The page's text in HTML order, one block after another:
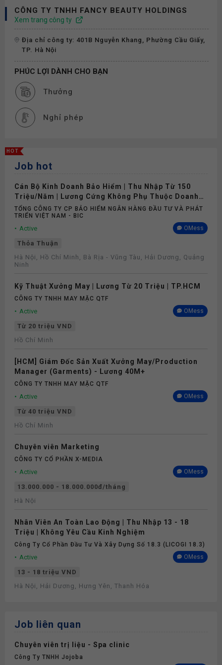
CÔNG TY TNHH FANCY BEAUTY HOLDINGS
Xem trang công ty
Địa chỉ công ty: 401B Nguyễn Khang, Phường Cầu Giấy,
TP. Hà Nội
PHÚC LỢI DÀNH CHO BẠN
Thưởng
Nghỉ phép
HOT
Job hot
Cán Bộ Kinh Doanh Bảo Hiểm | Thu Nhập Từ 150
Triệu/Năm | Lương Cứng Không Phụ Thuộc Doanh
Số
TỔNG CÔNG TY CP BẢO HIỂM NGÂN HÀNG ĐẦU TƯ VÀ PHÁT
TRIỂN VIỆT NAM - BIC
Active OMess
Thỏa Thuận
Hà Nội, Hồ Chí Minh, Bà Rịa - Vũng Tàu, Hải Dương, Quảng
Ninh
Kỹ Thuật Xưởng May | Lương Từ 20 Triệu | TP.HCM
CÔNG TY TNHH MAY MẶC QTF
Active OMess
Từ 20 triệu VND
Hồ Chí Minh
[HCM] Giám Đốc Sản Xuất Xưởng May/Production
Manager (Garments) - Lương 40M+
CÔNG TY TNHH MAY MẶC QTF
Active OMess
Từ 40 triệu VND
Hồ Chí Minh
Chuyên viên Marketing
CÔNG TY CỔ PHẦN X-MEDIA
Active OMess
13.000.000 - 18.000.000đ/tháng
Hà Nội
Nhân Viên An Toàn Lao Động | Thu Nhập 13 - 18
Triệu | Không Yêu Cầu Kinh Nghiệm
Công Ty Cổ Phần Đầu Tư Và Xây Dựng Số 18.3 (LICOGI 18.3)
Active OMess
13 - 18 triệu VND
Hà Nội, Hải Dương, Hưng Yên, Thanh Hóa
Job liên quan
Chuyên viên trị liệu - Spa clinic
Công Ty TNHH Jojoba